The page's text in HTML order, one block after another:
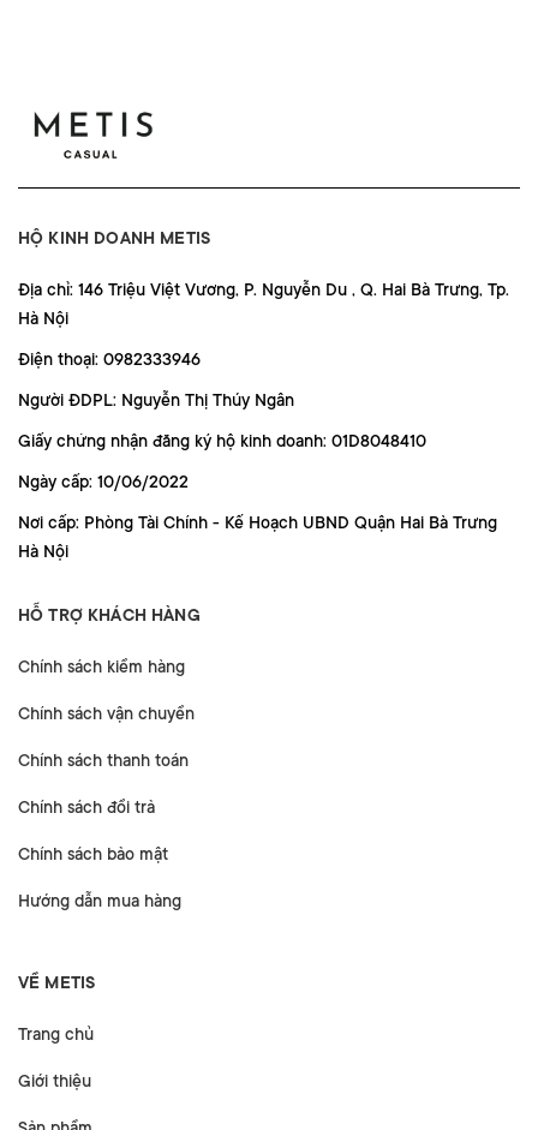
HỘ KINH DOANH METIS
Địa chỉ: 146 Triệu Việt Vương, P. Nguyễn Du , Q. Hai Bà Trưng, Tp.
Hà Nội
Điện thoại: 0982333946
Người ĐDPL: Nguyễn Thị Thúy Ngân
Giấy chứng nhận đăng ký hộ kinh doanh: 01D8048410
Ngày cấp: 10/06/2022
Nơi cấp: Phòng Tài Chính - Kế Hoạch UBND Quận Hai Bà Trưng
Hà Nội
HỖ TRỢ KHÁCH HÀNG
Chính sách kiểm hàng
Chính sách vận chuyển
Chính sách thanh toán
Chính sách đổi trả
Chính sách bảo mật
Hướng dẫn mua hàng
VỀ METIS
Trang chủ
Giới thiệu